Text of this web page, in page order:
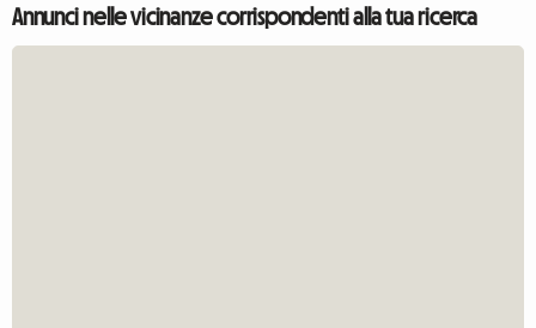
Annunci nelle vicinanze corrispondenti alla tua ricerca